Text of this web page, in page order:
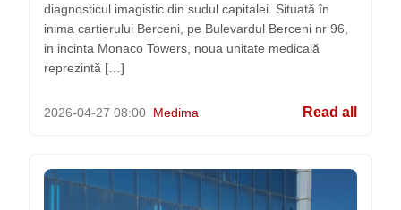
diagnosticul imagistic din sudul capitalei. Situată în
inima cartierului Berceni, pe Bulevardul Berceni nr 96,
in incinta Monaco Towers, noua unitate medicală
reprezintă […]
2026-04-27 08:00 Medima Read all